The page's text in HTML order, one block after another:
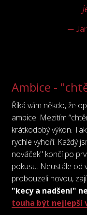
—
Ambice -
Říká vám někdo, že
ambice. Mezitím
krátkodobý výkon.
rychle vyhoří. Každý
nováček" končí po
pokusu. Neustále od
probouzeli novou,
"kecy a nadšení"
touha být nejlepší